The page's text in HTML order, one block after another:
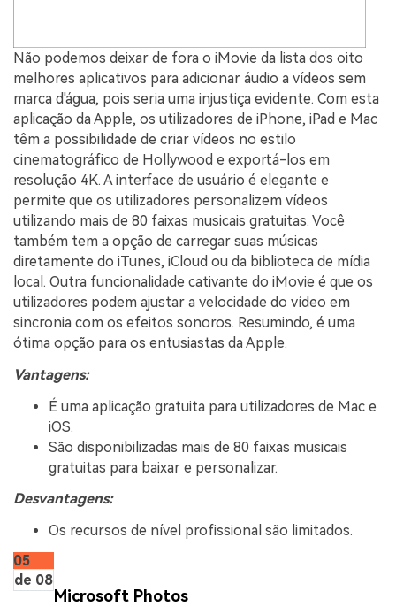
Não podemos deixar de fora o iMovie da lista dos oito
melhores aplicativos para adicionar áudio a vídeos sem
marca d'água, pois seria uma injustiça evidente. Com esta
aplicação da Apple, os utilizadores de iPhone, iPad e Mac
têm a possibilidade de criar vídeos no estilo
cinematográfico de Hollywood e exportá-los em
resolução 4K. A interface de usuário é elegante e
permite que os utilizadores personalizem vídeos
utilizando mais de 80 faixas musicais gratuitas. Você
também tem a opção de carregar suas músicas
diretamente do iTunes, iCloud ou da biblioteca de mídia
local. Outra funcionalidade cativante do iMovie é que os
utilizadores podem ajustar a velocidade do vídeo em
sincronia com os efeitos sonoros. Resumindo, é uma
ótima opção para os entusiastas da Apple.
Vantagens:
É uma aplicação gratuita para utilizadores de Mac e
iOS.
São disponibilizadas mais de 80 faixas musicais
gratuitas para baixar e personalizar.
Desvantagens:
Os recursos de nível profissional são limitados.
05
de 08
Microsoft Photos